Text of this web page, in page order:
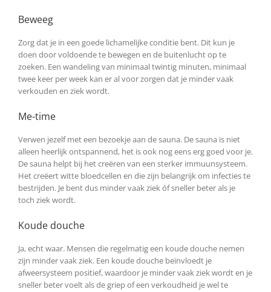
Beweeg
Zorg dat je in een goede lichamelijke conditie bent. Dit kun je
doen door voldoende te bewegen en de buitenlucht op te
zoeken. Een wandeling van minimaal twintig minuten, minimaal
twee keer per week kan er al voor zorgen dat je minder vaak
verkouden en ziek wordt.
Me-time
Verwen jezelf met een bezoekje aan de sauna. De sauna is niet
alleen heerlijk ontspannend, het is ook nog eens erg goed voor je.
De sauna helpt bij het creëren van een sterker immuunsysteem.
Het creëert witte bloedcellen en die zijn belangrijk om infecties te
bestrijden. Je bent dus minder vaak ziek óf sneller beter als je
toch ziek wordt.
Koude douche
Ja, echt waar. Mensen die regelmatig een koude douche nemen
zijn minder vaak ziek. Een koude douche beïnvloedt je
afweersysteem positief, waardoor je minder vaak ziek wordt en je
sneller beter voelt als de griep of een verkoudheid je wel te